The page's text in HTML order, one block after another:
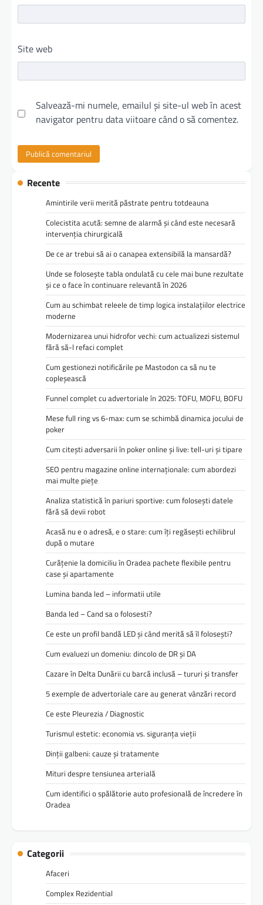
Site web
Salvează-mi numele, emailul și site-ul web în acest
navigator pentru data viitoare când o să comentez.
Recente
Amintirile verii merită păstrate pentru totdeauna
Colecistita acută: semne de alarmă și când este necesară
intervenția chirurgicală
De ce ar trebui să ai o canapea extensibilă la mansardă?
Unde se folosește tabla ondulată cu cele mai bune rezultate
și ce o face în continuare relevantă în 2026
Cum au schimbat releele de timp logica instalațiilor electrice
moderne
Modernizarea unui hidrofor vechi: cum actualizezi sistemul
fără să-l refaci complet
Cum gestionezi notificările pe Mastodon ca să nu te
copleșească
Funnel complet cu advertoriale în 2025: TOFU, MOFU, BOFU
Mese full ring vs 6-max: cum se schimbă dinamica jocului de
poker
Cum citești adversarii în poker online și live: tell-uri și tipare
SEO pentru magazine online internaționale: cum abordezi
mai multe piețe
Analiza statistică în pariuri sportive: cum folosești datele
fără să devii robot
Acasă nu e o adresă, e o stare: cum îți regăsești echilibrul
după o mutare
Curățenie la domiciliu în Oradea pachete flexibile pentru
case și apartamente
Lumina banda led – informatii utile
Banda led – Cand sa o folosesti?
Ce este un profil bandă LED și când merită să îl folosești?
Cum evaluezi un domeniu: dincolo de DR și DA
Cazare în Delta Dunării cu barcă inclusă – tururi și transfer
5 exemple de advertoriale care au generat vânzări record
Ce este Pleurezia / Diagnostic
Turismul estetic: economia vs. siguranța vieții
Dinții galbeni: cauze și tratamente
Mituri despre tensiunea arterială
Cum identifici o spălătorie auto profesională de încredere în
Oradea
Categorii
Afaceri
Complex Rezidential